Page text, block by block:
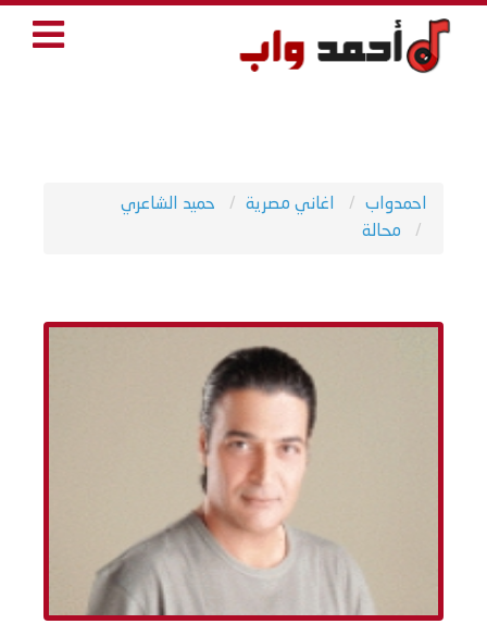
احمدواب اغاني مصرية
حميد الشاعري
محالة